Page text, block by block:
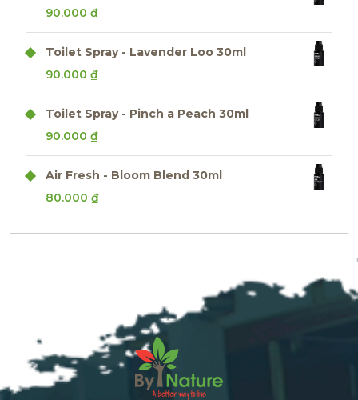
90.000 ₫
Toilet Spray - Lavender Loo 30ml
90.000 ₫
Toilet Spray - Pinch a Peach 30ml
90.000 ₫
Air Fresh - Bloom Blend 30ml
80.000 ₫